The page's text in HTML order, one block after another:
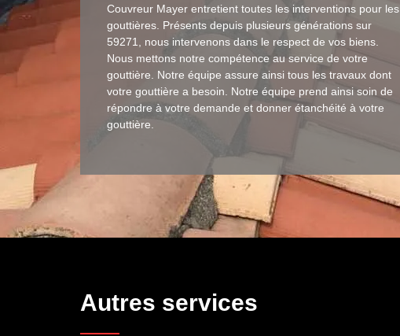
Couvreur Mayer entretient toutes les interventions pour les
gouttières. Présents depuis plusieurs générations sur
59271, nous intervenons dans le respect de vos biens.
Nous mettons notre compétence au service de votre
gouttière. Notre équipe assure ainsi tous les travaux dont
votre gouttière a besoin. Notre équipe prend ainsi soin de
répondre à votre demande et donner étanchéité à votre
gouttière.
Autres services